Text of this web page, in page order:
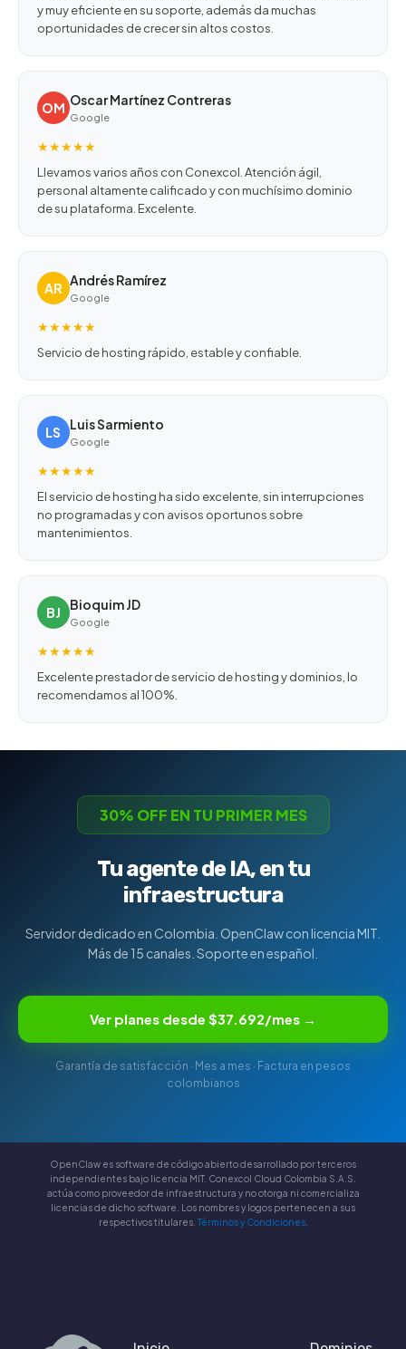
y muy eficiente en su soporte, además da muchas
oportunidades de crecer sin altos costos.
OM Oscar Martínez Contreras
Google
★★★★★
Llevamos varios años con Conexcol. Atención ágil,
personal altamente calificado y con muchísimo dominio
de su plataforma. Excelente.
AR Andrés Ramírez
Google
★★★★★
Servicio de hosting rápido, estable y confiable.
LS Luis Sarmiento
Google
★★★★★
El servicio de hosting ha sido excelente, sin interrupciones
no programadas y con avisos oportunos sobre
mantenimientos.
BJ Bioquim JD
Google
★★★★★
Excelente prestador de servicio de hosting y dominios, lo
recomendamos al 100%.
30% OFF EN TU PRIMER MES
Tu agente de IA, en tu
infraestructura
Servidor dedicado en Colombia. OpenClaw con licencia MIT.
Más de 15 canales. Soporte en español.
Ver planes desde $37.692/mes →
Garantía de satisfacción · Mes a mes · Factura en pesos
colombianos
OpenClaw es software de código abierto desarrollado por terceros
independientes bajo licencia MIT. Conexcol Cloud Colombia S.A.S.
actúa como proveedor de infraestructura y no otorga ni comercializa
licencias de dicho software. Los nombres y logos pertenecen a sus
respectivos titulares. Términos y Condiciones.